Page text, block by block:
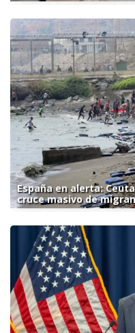
España en alerta:
cruce masivo de